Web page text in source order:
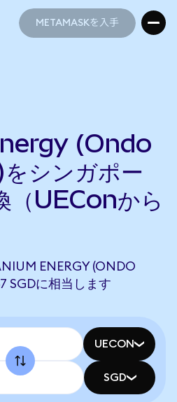
METAMASKを入手
(Ondo
シンガポー
（UEConから
ENERGY (ONDO
SGDに相当します
UECON
SGD